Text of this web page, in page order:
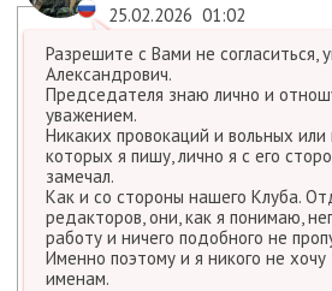
25.02.2026 01:02
Разрешите с Вами не согласиться,
Александрович.
Председателя знаю лично и
уважением.
Никаких провокаций и вольных
которых я пишу, лично я с его
замечал.
Как и со стороны нашего Клуба.
редакторов, они, как я понимаю,
работу и ничего подобного не
Именно поэтому и я никого не
именам.